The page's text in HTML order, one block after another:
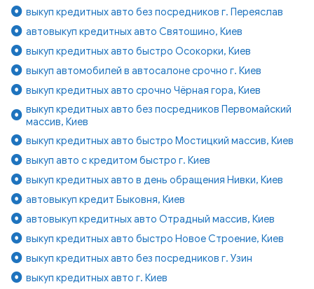
выкуп кредитных авто без посредников г. Переяслав
автовыкуп кредитных авто Святошино, Киев
выкуп кредитных авто быстро Осокорки, Киев
выкуп автомобилей в автосалоне срочно г. Киев
выкуп кредитных авто срочно Чёрная гора, Киев
выкуп кредитных авто без посредников Первомайский
массив, Киев
выкуп кредитных авто быстро Мостицкий массив, Киев
выкуп авто с кредитом быстро г. Киев
выкуп кредитных авто в день обращения Нивки, Киев
автовыкуп кредит Быковня, Киев
автовыкуп кредитных авто Отрадный массив, Киев
выкуп кредитных авто быстро Новое Строение, Киев
выкуп кредитных авто без посредников г. Узин
выкуп кредитных авто г. Киев